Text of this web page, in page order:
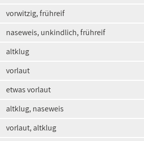
vorwitzig, frühreif
naseweis, unkindlich, frühreif
altklug
vorlaut
etwas vorlaut
altklug, naseweis
vorlaut, altklug